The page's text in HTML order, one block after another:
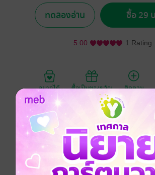
ทดลองอ่าน ซื้อ 29
5.00 1 Rating
อยากได้ ซื้อเป็นของขวัญ ติดตาม
เมื่อหมิงเซวียนเมคอัพอาร์ติสหนุ่มชื่อดังที่น
ในคืนวันหนึ่งแต่แล้วเขากลับตื่นมาในอีกโ
ยังอยู่ในร่างขององค์ชายใหญ่ผู้มีนามว่าจงฉื
ของคนผู้นี้นั้นไม่ค่อยจะดีนัก เป็นคนที่ไม่เอ
ได้ เช่นนั้นจึงทำให้เขานั้นต้องปรับตัวอย่า